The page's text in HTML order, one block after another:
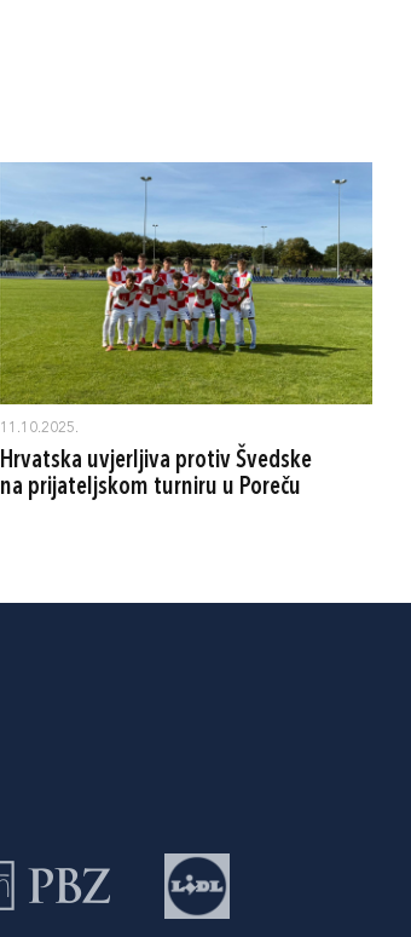
11.10.2025.
Hrvatska uvjerljiva protiv Švedske
na prijateljskom turniru u Poreču